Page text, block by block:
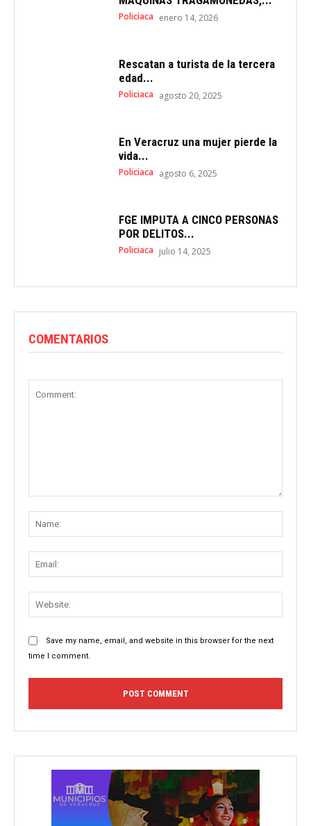
Policiaca enero 14, 2026
Rescatan a turista de la tercera
edad...
Policiaca agosto 20, 2025
En Veracruz una mujer pierde la
vida...
Policiaca agosto 6, 2025
FGE IMPUTA A CINCO PERSONAS
POR DELITOS...
Policiaca julio 14, 2025
COMENTARIOS
Save my name, email, and website in this browser for the next
time I comment.